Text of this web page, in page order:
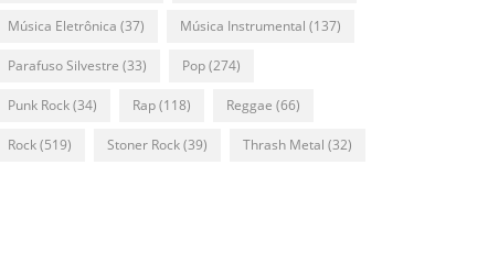
Música Eletrônica (37) Música Instrumental (137)
Parafuso Silvestre (33) Pop(274)
Punk Rock(34) Rap(118) Reggae (66)
Rock(519) Stoner Rock(39) Thrash Metal (32)